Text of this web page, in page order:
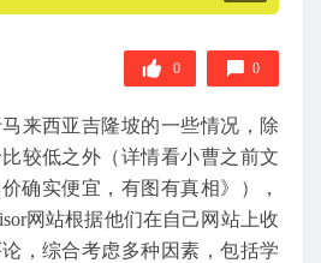
0 0
来西亚吉隆坡的一些情况，除
较低之外（详情看小曹之前文
确实便宜，有图有真相》），
网站根据他们在自己网站上收
，综合考虑多种因素，包括学